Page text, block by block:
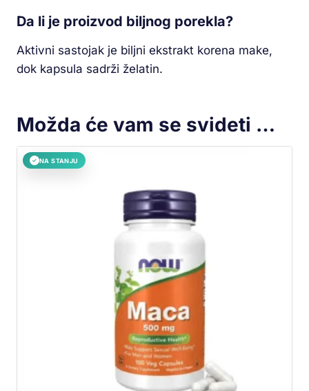
Da li je proizvod biljnog porekla?
Aktivni sastojak je biljni ekstrakt korena make,
dok kapsula sadrži želatin.
Možda će vam se svideti …
✓ NA STANJU